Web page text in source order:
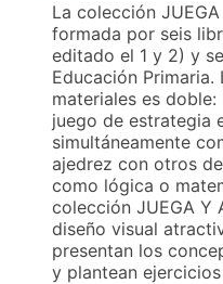
La colección
formada por seis
editado el 1 y 2) y
Educación
materiales es
juego de estrategia
simultáneamente
ajedrez con otros
como lógica o
colección JUEGA Y
diseño visual
presentan los
y plantean